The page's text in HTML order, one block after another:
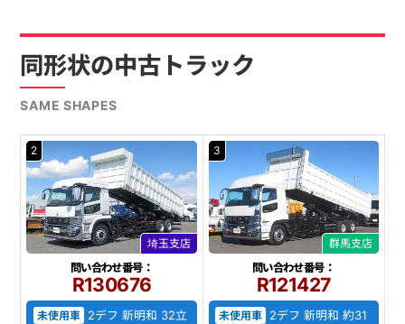
同形状の中古トラック
SAME SHAPES
2
埼玉支店
問い合わせ番号：
R130676
未使用車
2デフ 新明和 32立
3
群馬支店
問い合わせ番号：
R121427
未使用車 2デフ 新明和 約31